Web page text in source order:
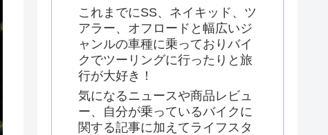
これまでにSS、ネイキッド、ツ
アラー、オフロードと幅広いジ
ャンルの車種に乗っておりバイ
クでツーリングに行ったりと旅
行が大好き！
気になるニュースや商品レビュ
ー、自分が乗っているバイクに
関する記事に加えてライフスタ